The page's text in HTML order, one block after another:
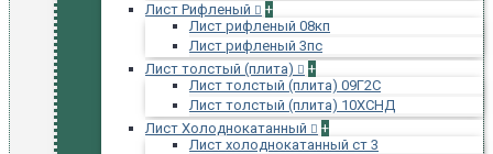
Лист Рифленый
+
Лист рифленый 08кп
Лист рифленый 3пс
Лист толстый (плита)
+
Лист толстый (плита) 09Г2С
Лист толстый (плита) 10ХСНД
Лист Холоднокатанный
+
Лист холоднокатанный ст 3